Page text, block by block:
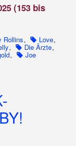
(153 bis
Rollins, Love,
, Die Ärzte,
, Joe